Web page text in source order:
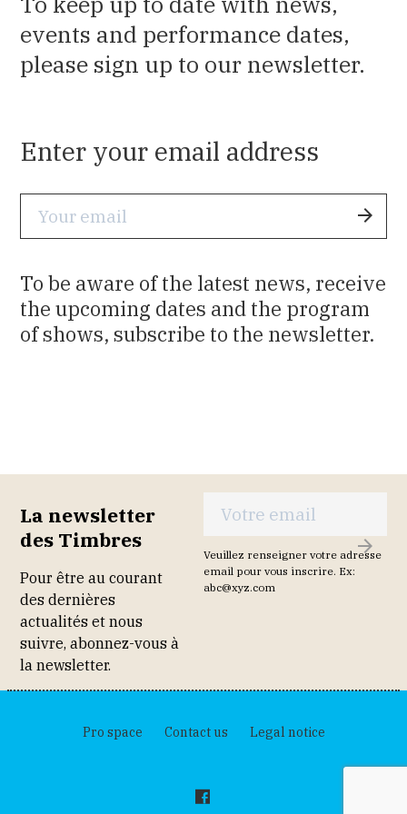
events and performance dates,
please sign up to our newsletter.
Enter your email address
S
u
m
i
t
To be aware of the latest news, receive
the upcoming dates and the program
of shows, subscribe to the newsletter.
La newsletter
des Timbres
Pour être au courant
des dernières
actualités et nous
suivre, abonnez-vous à
la newsletter.
Veuillez renseigner votre adresse
email pour vous inscrire. Ex:
abc@xyz.com
S
Pro space Contact us Legal notice